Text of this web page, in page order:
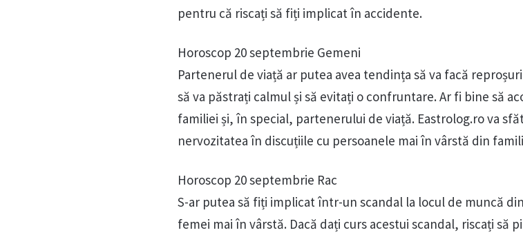
pentru că riscați să fiți implicat în accidente.
Horoscop 20 septembrie Gemeni
Partenerul de viață ar putea avea tendința să va facă
să va păstrați calmul și să evitați o confruntare. Ar fi bine să
familiei și, în special, partenerului de viață. Eastrolog.ro va
nervozitatea în discuțiile cu persoanele mai în vârstă din
Horoscop 20 septembrie Rac
S-ar putea să fiți implicat într-un scandal la locul de muncă
femei mai în vârstă. Dacă dați curs acestui scandal, riscați să